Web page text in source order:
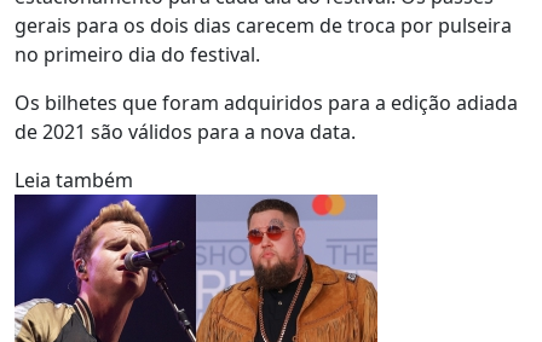
gerais para os dois dias carecem de troca por pulseira
no primeiro dia do festival.
Os bilhetes que foram adquiridos para a edição adiada
de 2021 são válidos para a nova data.
Leia também